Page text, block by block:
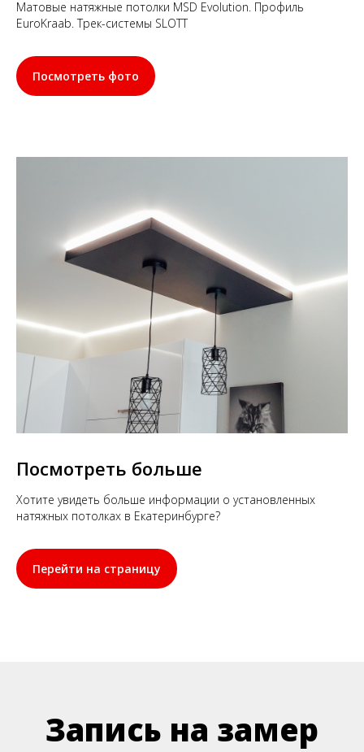
Матовые натяжные потолки MSD Evolution. Профиль
EuroKraab. Трек-системы SLOTT
Посмотреть фото
Посмотреть больше
Хотите увидеть больше информации о установленных
натяжных потолках в Екатеринбурге?
Перейти на страницу
Запись на замер